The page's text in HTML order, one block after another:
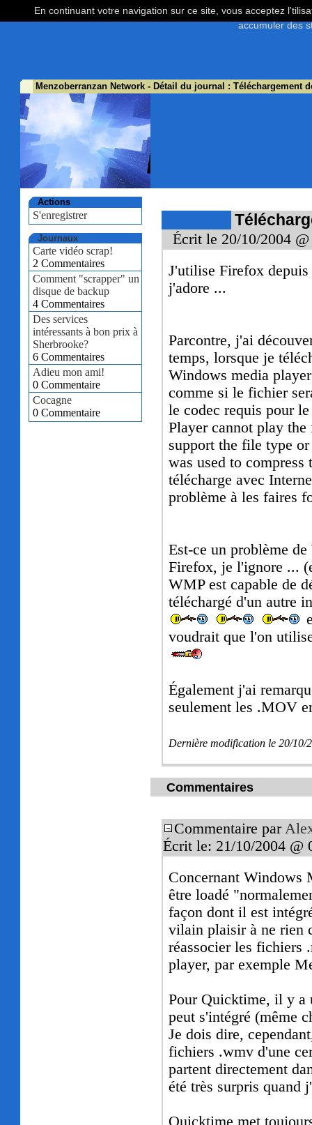
Menzoberranzan Network - Détail du journal : Téléchargement
Actions
S'enregistrer
Journaux
Carte vidéo scrap!
2 Commentaires
Comment "scrapper" un
disque de backup
4 Commentaires
Des services
intéressants à bon prix à
Sherbrooke?
6 Commentaires
Adieu mon ami!
0 Commentaire
Cocagne
0 Commentaire
Écrit le 20/10/2004
J'utilise Firefox depuis
j'adore ...
Parcontre, j'ai
temps, lorsque je
Windows media
comme si le fichier
le codec requis pour
Player cannot play
support the file type
was used to
télécharge avec
problème à les faires
Est-ce un problème
Firefox, je l'ignore ...
WMP est capable de
téléchargé d'un autre
voudrait que l'on
Également j'ai
seulement les .MOV
Dernière modification le 20/10/
Commentaires
Commentaire par
Écrit le: 21/10/2004 @
Concernant Windows
être loadé
façon dont il est
vilain plaisir à ne rien
réassocier les fichiers
player, par exemple
Pour Quicktime, il y a
peut s'intégré (même
Je dois dire,
fichiers .wmv d'une
partent directement
été très surpris quand
En continuant votre navigation sur ce site, vous acceptez
accumuler des